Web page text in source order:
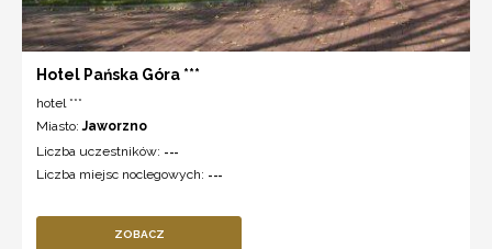
Hotel Pańska Góra ***
hotel ***
Miasto:Jaworzno
Liczba uczestników: ---
Liczba miejsc noclegowych: ---
ZOBACZ